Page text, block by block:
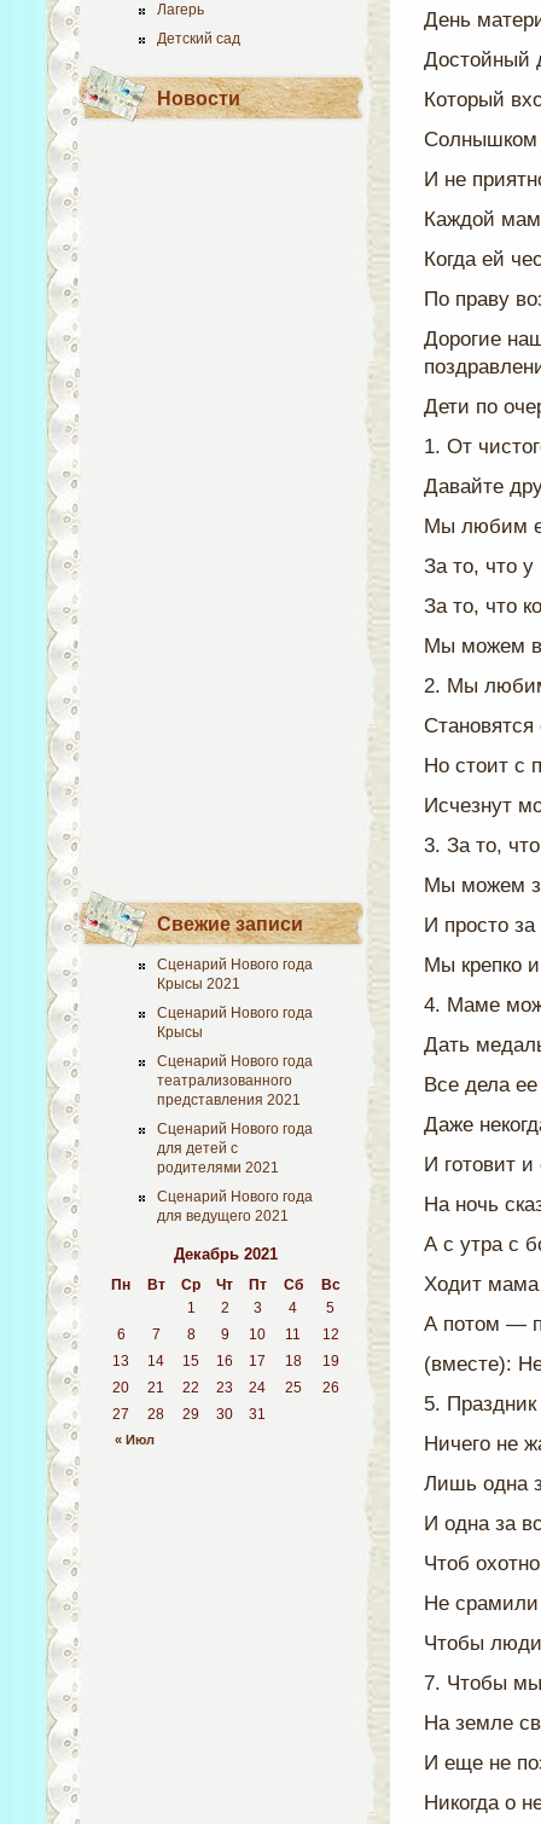
Лагерь
Детский сад
Новости
Свежие записи
Сценарий Нового года
Крысы 2021
Сценарий Нового года
Крысы
Сценарий Нового года
театрализованного
представления 2021
Сценарий Нового года
для детей с
родителями 2021
Сценарий Нового года
для ведущего 2021
Декабрь 2021
Пн Вт Ср Чт Пт Сб Вс
« Июл
1 2 3 4
5
6
7 8 9 10 11
12
13
14 15 16 17 18
19
20
21 22 23 24 25
26
27
28 29 30 31
День
Достойный
Который
И не
Каждой
Когда ей
По праву
Дорогие
Дети по
1. От
Давайте
Мы любим
За то, что
За то, что
Мы можем
2. Мы
Но стоит с
Исчезнут
3. За то,
Мы можем
И просто
Мы крепко
4. Маме
Дать
Все дела
Даже
И готовит и
На ночь
А с утра с
Ходит мама
А потом —
(вместе):
5.
Ничего не
Лишь одна
И одна за
Чтоб
Не срамили
Чтобы
7. Чтобы
На земле
И еще не
Никогда о